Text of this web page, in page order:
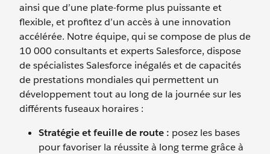
ainsi que d’une plate-forme plus puissante et
flexible, et profitez d’un accès à une innovation
accélérée. Notre équipe, qui se compose de plus de
10 000 consultants et experts Salesforce, dispose
de spécialistes Salesforce inégalés et de capacités
de prestations mondiales qui permettent un
développement tout au long de la journée sur les
différents fuseaux horaires :
Stratégie et feuille de route : posez les bases
pour favoriser la réussite à long terme grâce à